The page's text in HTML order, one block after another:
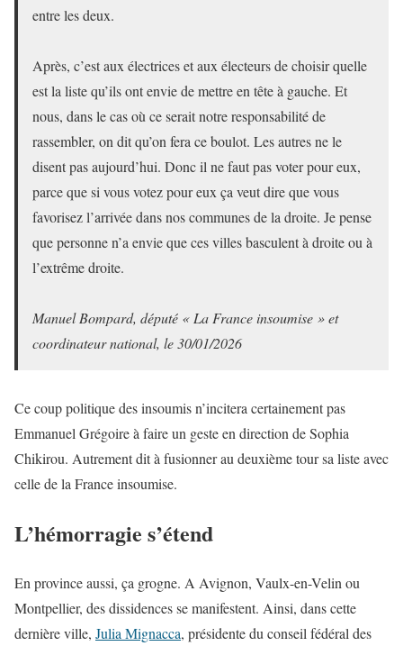
entre les deux.
Après, c’est aux électrices et aux électeurs de choisir quelle
est la liste qu’ils ont envie de mettre en tête à gauche. Et
nous, dans le cas où ce serait notre responsabilité de
rassembler, on dit qu’on fera ce boulot. Les autres ne le
disent pas aujourd’hui. Donc il ne faut pas voter pour eux,
parce que si vous votez pour eux ça veut dire que vous
favorisez l’arrivée dans nos communes de la droite. Je pense
que personne n’a envie que ces villes basculent à droite ou à
l’extrême droite.
Manuel Bompard, député « La France insoumise » et
coordinateur national, le 30/01/2026
Ce coup politique des insoumis n’incitera certainement pas
Emmanuel Grégoire à faire un geste en direction de Sophia
Chikirou. Autrement dit à fusionner au deuxième tour sa liste avec
celle de la France insoumise.
L’hémorragie s’étend
En province aussi, ça grogne. A Avignon, Vaulx-en-Velin ou
Montpellier, des dissidences se manifestent. Ainsi, dans cette
dernière ville, Julia Mignacca, présidente du conseil fédéral des